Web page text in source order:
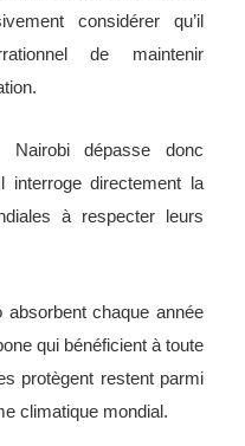
considérer qu’il
de maintenir
Nairobi dépasse donc
directement la
à respecter leurs
chaque année
qui bénéficient à toute
protègent restent parmi
climatique mondial.